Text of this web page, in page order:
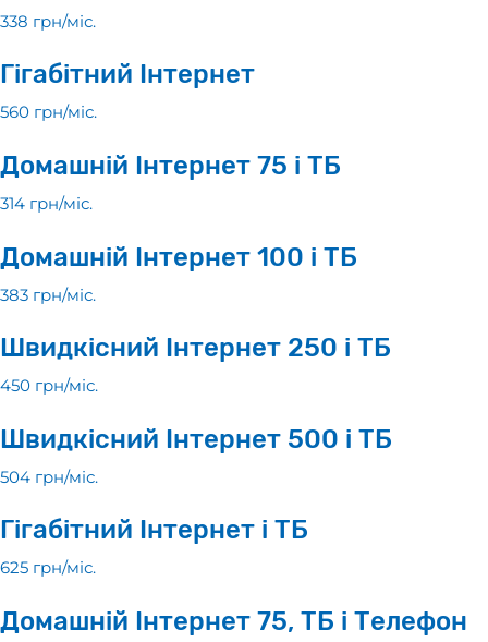
338 грн/мiс.
Гігабітний Інтернет
560 грн/мiс.
Домашній Інтернет 75 і ТБ
314 грн/мiс.
Домашній Інтернет 100 і ТБ
383 грн/мiс.
Швидкісний Інтернет 250 і ТБ
450 грн/мiс.
Швидкісний Інтернет 500 і ТБ
504 грн/мiс.
Гігабітний Інтернет і ТБ
625 грн/мiс.
Домашній Інтернет 75, ТБ і Телефон